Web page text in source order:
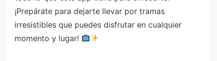
¡Prepárate para dejarte llevar por tramas
irresistibles que puedes disfrutar en cualquier
momento y lugar!